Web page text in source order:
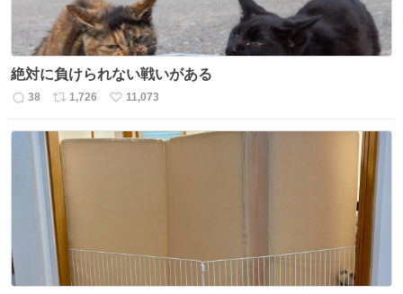
絶対に負けられない戦いがある
返
38
リ
ス
ト
数
1,726
い
ね
11,073